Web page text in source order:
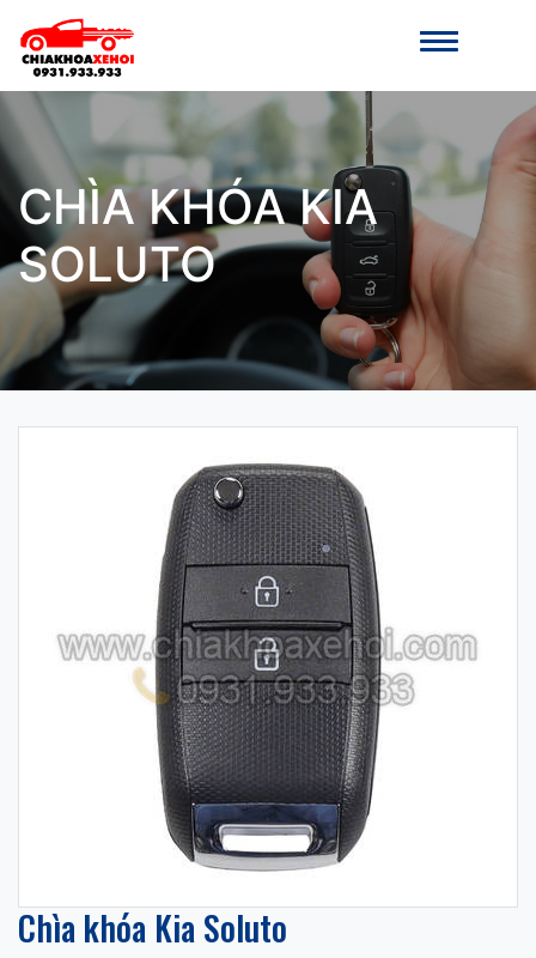
CHÌA KHÓA KIA
SOLUTO
Chìa khóa Kia Soluto